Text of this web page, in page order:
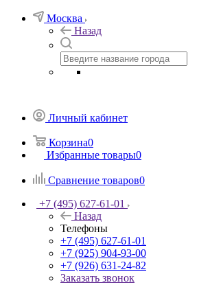
Москва
Назад
Личный кабинет
Корзина0
Избранные товары0
Сравнение товаров0
+7 (495) 627-61-01
Назад
Телефоны
+7 (495) 627-61-01
+7 (925) 904-93-00
+7 (926) 631-24-82
Заказать звонок